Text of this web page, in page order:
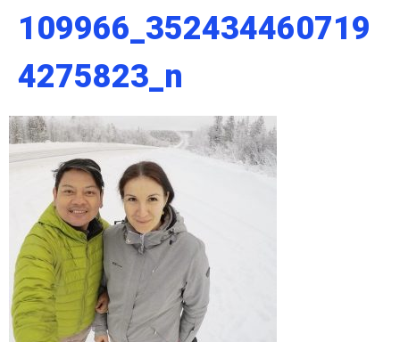
109966_352434460719
4275823_n